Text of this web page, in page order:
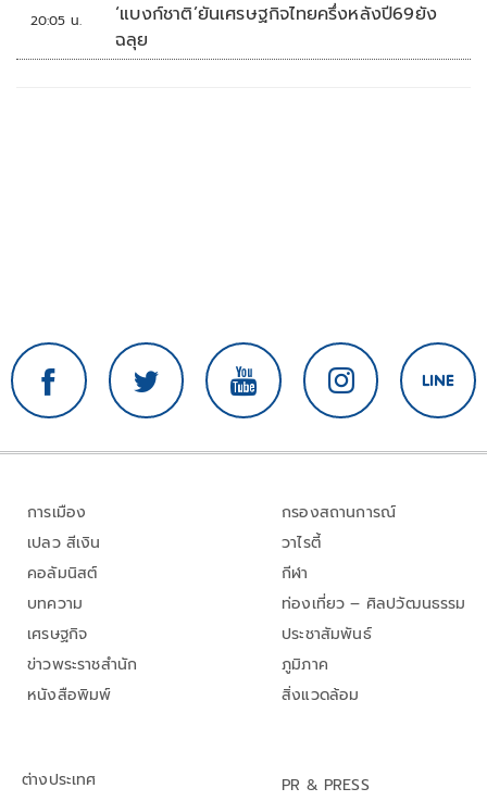
20:05 น.
‘แบงก์ชาติ’ยันเศรษฐกิจไทยครึ่งหลังปี69ยัง
ฉลุย
การเมือง
เปลว สีเงิน
คอลัมนิสต์
บทความ
เศรษฐกิจ
ข่าวพระราชสำนัก
หนังสือพิมพ์
กรองสถานการณ์
วาไรตี้
กีฬา
ท่องเที่ยว – ศิลปวัฒนธรรม
ประชาสัมพันธ์
ภูมิภาค
สิ่งแวดล้อม
ต่างประเทศ
PR & PRESS